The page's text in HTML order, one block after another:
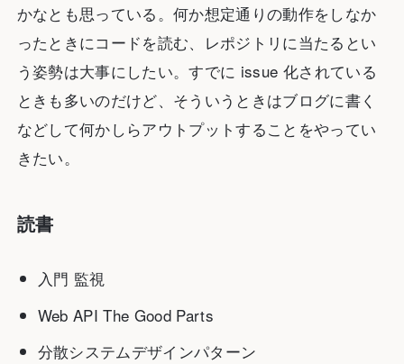
かなとも思っている。何か想定通りの動作をしなか
ったときにコードを読む、レポジトリに当たるとい
う姿勢は大事にしたい。すでに issue 化されている
ときも多いのだけど、そういうときはブログに書く
などして何かしらアウトプットすることをやってい
きたい。
読書
入門 監視
Web API The Good Parts
分散システムデザインパターン